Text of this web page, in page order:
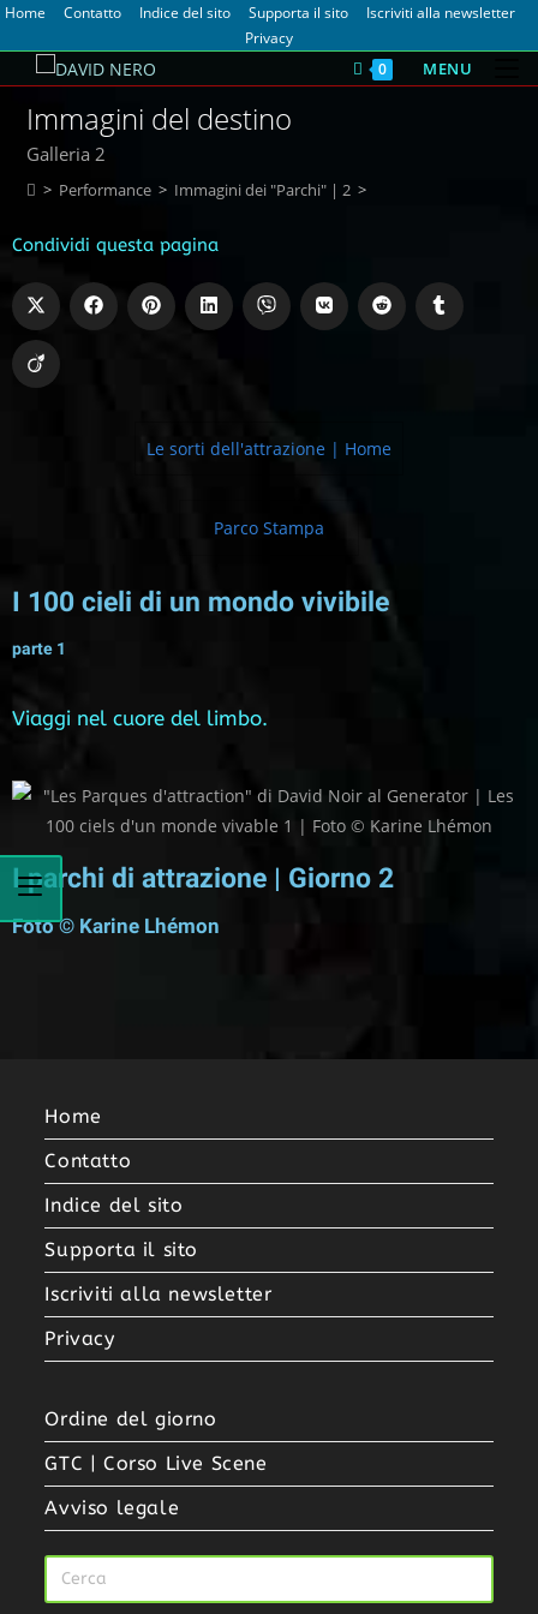
Home Contatto Indice del sito Supporta il sito
Iscriviti alla newsletter
Privacy
0
MENU
Immagini del destino
Galleria 2
> Performance > Immagini dei "Parchi" | 2 >
Condividi questa pagina
Le sorti dell'attrazione | Home
Parco Stampa
I 100 cieli di un mondo vivibile
parte 1
Viaggi nel cuore del limbo.
I parchi di attrazione | Giorno 2
Foto © Karine Lhémon
Home
Contatto
Indice del sito
Supporta il sito
Iscriviti alla newsletter
Privacy
Ordine del giorno
GTC | Corso Live Scene
Avviso legale